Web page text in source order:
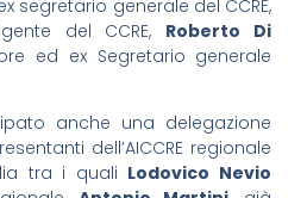
segretario generale del CCRE,
del CCRE, Roberto Di
ed ex Segretario generale
anche una delegazione
dell’AICCRE regionale
tra i quali Lodovico Nevio